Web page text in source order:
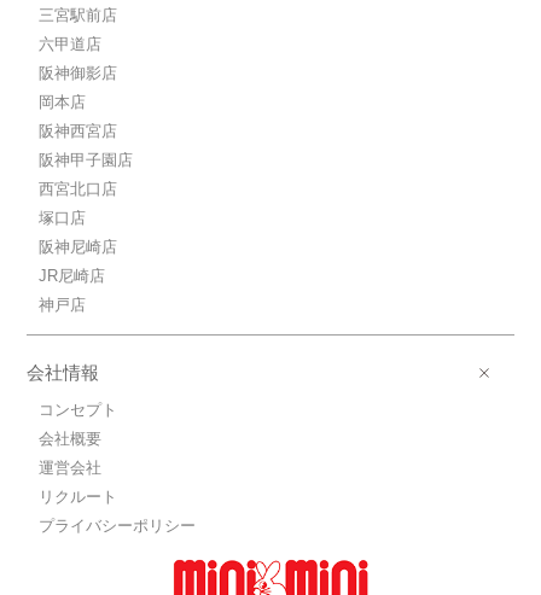
三宮駅前店
六甲道店
阪神御影店
岡本店
阪神西宮店
阪神甲子園店
西宮北口店
塚口店
阪神尼崎店
JR尼崎店
神戸店
会社情報
コンセプト
会社概要
運営会社
リクルート
プライバシーポリシー